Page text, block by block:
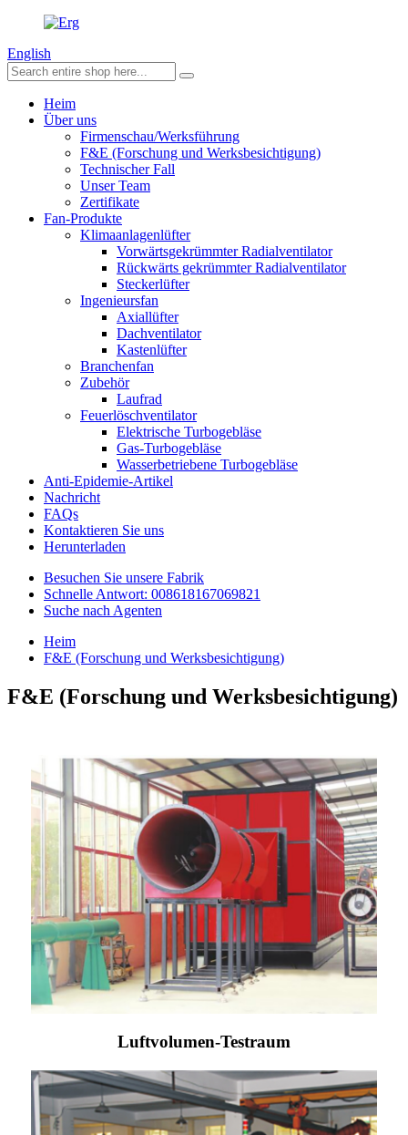
English
Heim
Über uns
Firmenschau/Werksführung
F&E (Forschung und Werksbesichtigung)
Technischer Fall
Unser Team
Zertifikate
Fan-Produkte
Klimaanlagenlüfter
Vorwärtsgekrümmter Radialventilator
Rückwärts gekrümmter Radialventilator
Steckerlüfter
Ingenieursfan
Axiallüfter
Dachventilator
Kastenlüfter
Branchenfan
Zubehör
Laufrad
Feuerlöschventilator
Elektrische Turbogebläse
Gas-Turbogebläse
Wasserbetriebene Turbogebläse
Anti-Epidemie-Artikel
Nachricht
FAQs
Kontaktieren Sie uns
Herunterladen
Besuchen Sie unsere Fabrik
Schnelle Antwort: 008618167069821
Suche nach Agenten
Heim
F&E (Forschung und Werksbesichtigung)
F&E (Forschung und Werksbesichtigung)
Luftvolumen-Testraum